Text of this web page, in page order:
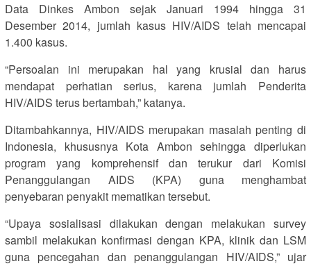
Data Dinkes Ambon sejak Januari 1994 hingga 31
Desember 2014, jumlah kasus HIV/AIDS telah mencapai
1.400 kasus.
“Persoalan ini merupakan hal yang krusial dan harus
mendapat perhatian serius, karena jumlah Penderita
HIV/AIDS terus bertambah,” katanya.
Ditambahkannya, HIV/AIDS merupakan masalah penting di
Indonesia, khususnya Kota Ambon sehingga diperlukan
program yang komprehensif dan terukur dari Komisi
Penanggulangan AIDS (KPA) guna menghambat
penyebaran penyakit mematikan tersebut.
“Upaya sosialisasi dilakukan dengan melakukan survey
sambil melakukan konfirmasi dengan KPA, klinik dan LSM
guna pencegahan dan penanggulangan HIV/AIDS,” ujar